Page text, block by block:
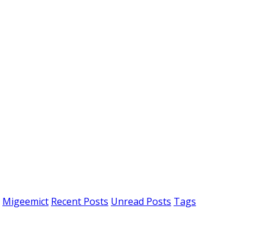
Migeemict Recent Posts Unread Posts Tags